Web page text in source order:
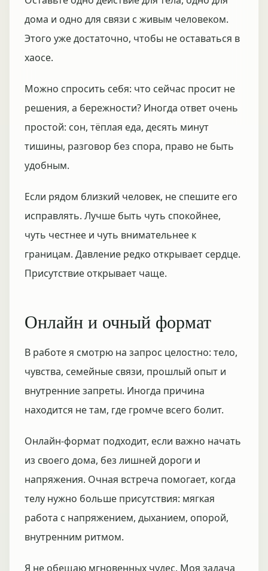
дома и одно для связи с живым человеком.
Этого уже достаточно, чтобы не оставаться в
хаосе.
Можно спросить себя: что сейчас просит не
решения, а бережности? Иногда ответ очень
простой: сон, тёплая еда, десять минут
тишины, разговор без спора, право не быть
удобным.
Если рядом близкий человек, не спешите его
исправлять. Лучше быть чуть спокойнее,
чуть честнее и чуть внимательнее к
границам. Давление редко открывает сердце.
Присутствие открывает чаще.
Онлайн и очный формат
В работе я смотрю на запрос целостно: тело,
чувства, семейные связи, прошлый опыт и
внутренние запреты. Иногда причина
находится не там, где громче всего болит.
Онлайн-формат подходит, если важно начать
из своего дома, без лишней дороги и
напряжения. Очная встреча помогает, когда
телу нужно больше присутствия: мягкая
работа с напряжением, дыханием, опорой,
внутренним ритмом.
Я не обещаю мгновенных чудес. Моя задача